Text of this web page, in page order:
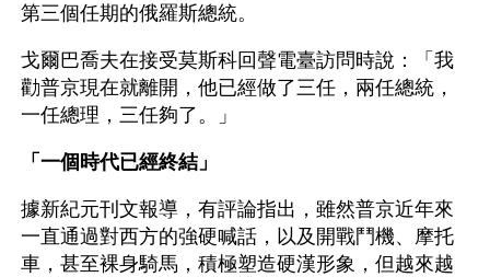
第三個任期的俄羅斯總統。
戈爾巴喬夫在接受莫斯科回聲電臺訪問時說：「我
勸普京現在就離開，他已經做了三任，兩任總統，
一任總理，三任夠了。」
「一個時代已經終結」
據新紀元刊文報導，有評論指出，雖然普京近年來
一直通過對西方的強硬喊話，以及開戰鬥機、摩托
車，甚至裸身騎馬，積極塑造硬漢形象，但越來越